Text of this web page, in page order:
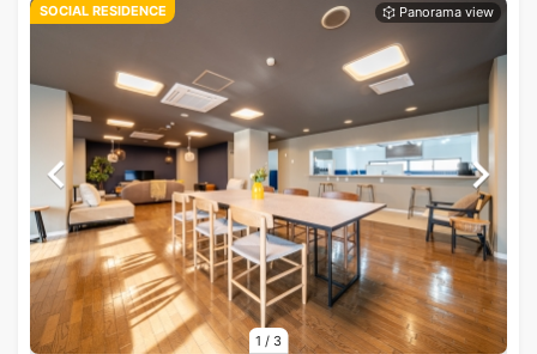
1 / 3
SOCIAL RESIDENCE